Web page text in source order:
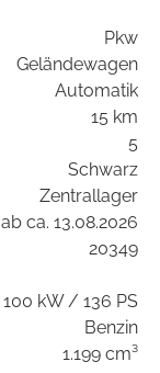
Pkw
Geländewagen
Automatik
15 km
5
Schwarz
Zentrallager
ab ca. 13.08.2026
20349
100 kW / 136 PS
Benzin
1.199 cm³